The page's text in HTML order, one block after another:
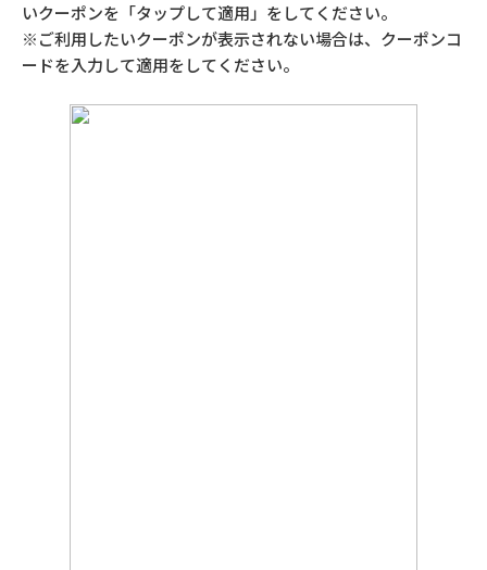
いクーポンを「タップして適用」をしてください。
※ご利用したいクーポンが表示されない場合は、クーポンコ
ードを入力して適用をしてください。